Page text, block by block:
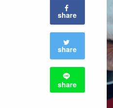
share
share
share